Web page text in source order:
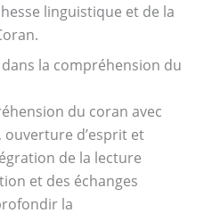
linguistique et de la
la compréhension du
du coran avec
d’esprit et
de la lecture
et des échanges
la